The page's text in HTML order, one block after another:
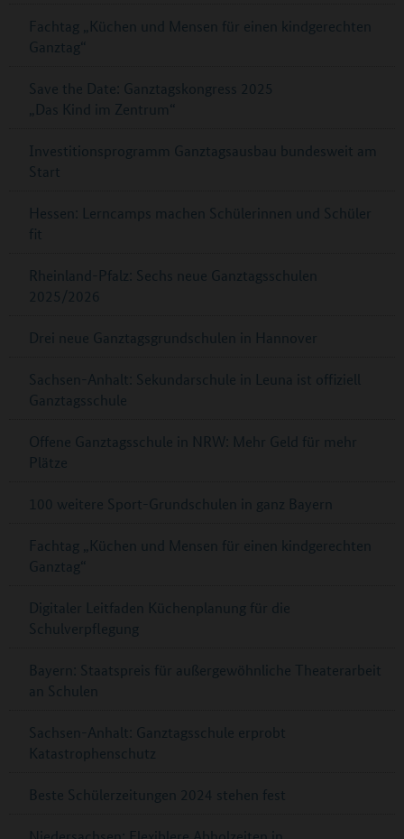
Fachtag „Küchen und Mensen für einen kindgerechten
Ganztag“
Save the Date: Ganztagskongress 2025
„Das Kind im Zentrum“
Investitionsprogramm Ganztagsausbau bundesweit am
Start
Hessen: Lerncamps machen Schülerinnen und Schüler
fit
Rheinland-Pfalz: Sechs neue Ganztagsschulen
2025/2026
Drei neue Ganztagsgrundschulen in Hannover
Sachsen-Anhalt: Sekundarschule in Leuna ist offiziell
Ganztagsschule
Offene Ganztagsschule in NRW: Mehr Geld für mehr
Plätze
100 weitere Sport-Grundschulen in ganz Bayern
Fachtag „Küchen und Mensen für einen kindgerechten
Ganztag“
Digitaler Leitfaden Küchenplanung für die
Schulverpflegung
Bayern: Staatspreis für außergewöhnliche Theaterarbeit
an Schulen
Sachsen-Anhalt: Ganztagsschule erprobt
Katastrophenschutz
Beste Schülerzeitungen 2024 stehen fest